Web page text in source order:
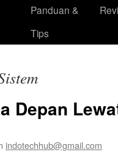
Panduan &
Tips
Depan
indotechhub@gmail.com